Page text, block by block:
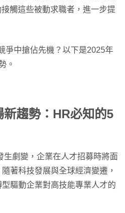
觸這些被動求職者，進一步提
爭中搶佔先機？以下是2025年
。
趨勢：HR必知的5
生劇變，企業在人才招募時將面
著科技發展與全球經濟變遷，
驅動企業對高技能專業人才的